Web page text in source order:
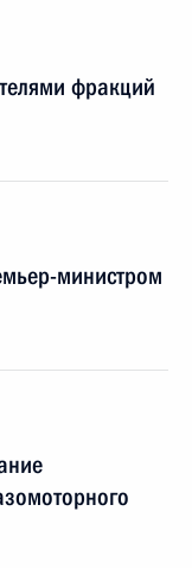
фракций
министром